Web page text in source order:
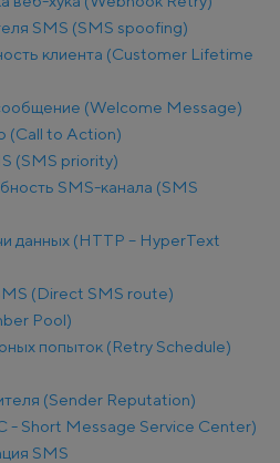
SMS (SMS spoofing)
клиента (Customer Lifetime
(Welcome Message)
(Call to Action)
(SMS priority)
SMS-канала (SMS
данных (HTTP – HyperText
(Direct SMS route)
Pool)
попыток (Retry Schedule)
(Sender Reputation)
Short Message Service Center)
SMS